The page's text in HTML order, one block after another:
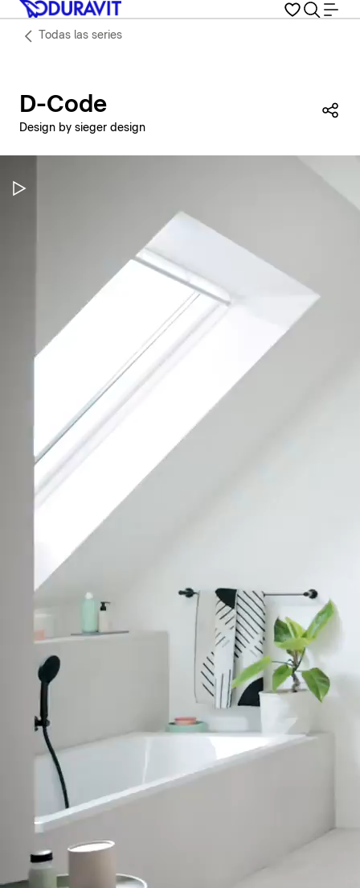
Todas las series
D-Code
Design by sieger design
Pausar vídeo